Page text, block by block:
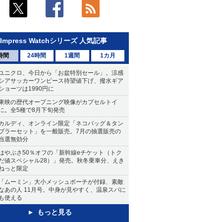
Impress Watchシリーズ 人気記事
間 24時間 1週間 1カ月
ニクロ、今日から「お盆特別セール」。涼感
アサッカーワンピース待望値下げ、撥水ギア
ョーツは1990円に
映の歴代オープニング映像がカプセルトイ
。全5種で8月下旬発売
ルディ、オンライン限定「ネコバッグ＆タン
ラーセット」を一般販売。7月の抽選販売の
選無効分
やぶさ50％オフの「新幹線eチケット（トク
値スペシャル28）」発売。秋冬乗車分、えき
っと限定
ムーミン」大小メッシュポーチが付録、素敵
あの人 11月号。中身が見やすく、温泉スパに
使える
もっと見る